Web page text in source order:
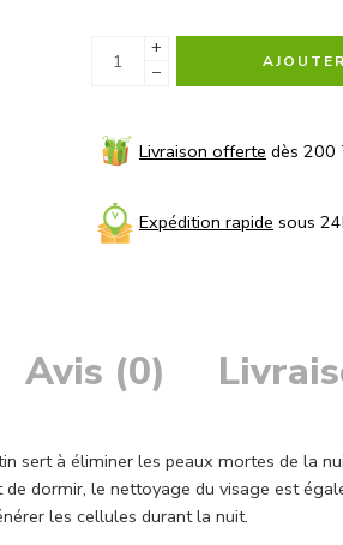
+
−
Livraison offerte dès 200
Expédition rapide sous
Avis (0)
à éliminer les peaux mortes de la
dormir, le nettoyage du visage est
les cellules durant la nuit.